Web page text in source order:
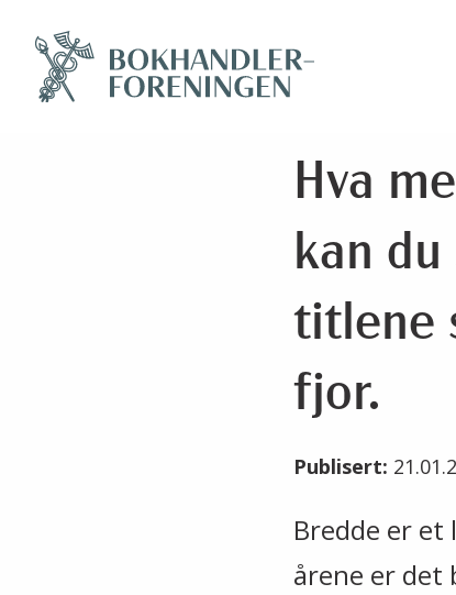
Hva
kan
titlene
fjor.
Publisert:
Bredde er
årene er det